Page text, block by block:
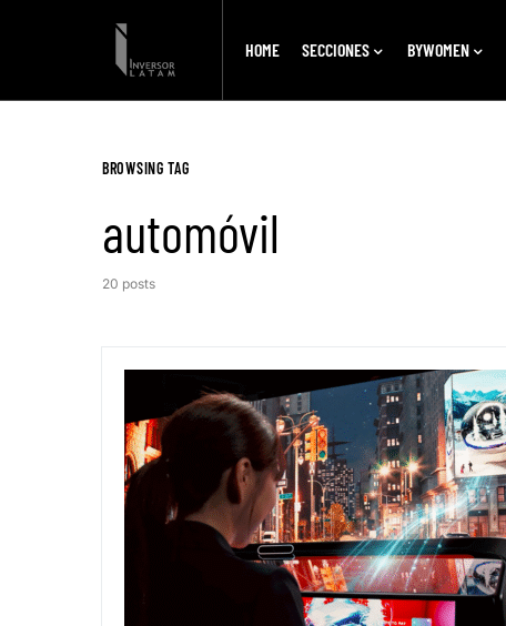
HOME SECCIONES BYWOMEN
BROWSING TAG
automóvil
20 posts